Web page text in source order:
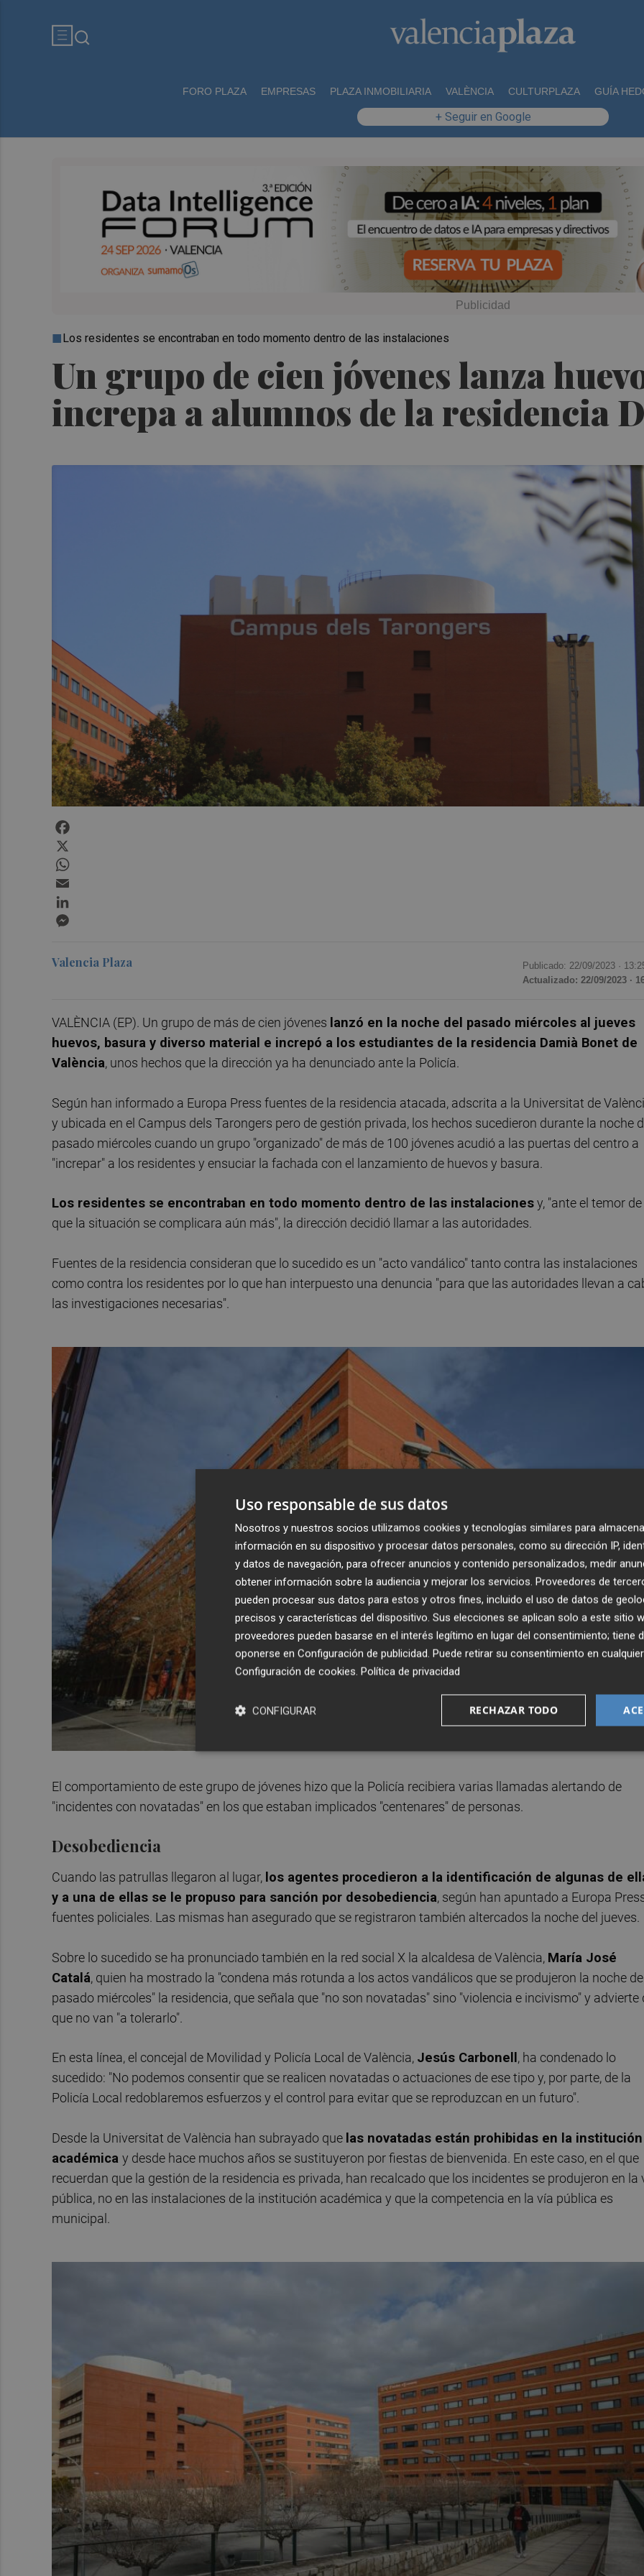
FORO PLAZA EMPRESAS PLAZA INMOBILIARIA VALÈNCIA CULTURPLAZA GUÍA
+ Seguir en Google
Un grupo de cien jóvenes lanza
increpa a alumnos de la residencia
Los residentes se encontraban en todo momento dentro de las instalaciones
Valencia Plaza Publicado: 22/09/2023 ·
Actualizado: 22/09/2023 ·
VALÈNCIA (EP). Un grupo de más de cien jóvenes anzó en la noche del pasado miércoles al jueves
huevos, basura y diverso material e increpó a los estudiantes de la residencia Damià Bonet de
València, unos hechos que la dirección ya ha denunciado ante la Policía.
Según han informado a Europa Press fuentes de la residencia atacada, adscrita a la Universitat de
y ubicada en el Campus dels Tarongers pero de gestión privada, los hechos sucedieron durante la noche
pasado miércoles cuando un grupo "organizado" de más de 100 jóvenes acudió a las puertas del centro a
"increpar" a los residentes y ensuciar la fachada con el lanzamiento de huevos y basura.
Los residentes se encontraban en todo momento dentro de las instalacionesy, "ante el temor de
que la situación se complicara aún más", la dirección decidió llamar a las autoridades.
Fuentes de la residencia consideran que lo sucedido es un "acto vandálico" tanto contra las instalaciones
como contra los residentes por lo que han interpuesto una denuncia "para que las autoridades llevan a
las investigaciones necesarias".
El comportamiento de este grupo de jóvenes hizo que la Policía recibiera varias llamadas alertando de
"incidentes con novatadas" en los que estaban implicados "centenares" de personas.
Desobediencia
Cuando las patrullas llegaron al lugar, los agentes procedieron a la identificación de algunas de
y a una de ellas se le propuso para sanción por desobediencia, según han apuntado a Europa
fuentes policiales. Las mismas han asegurado que se registraron también altercados la noche del jueves.
Sobre lo sucedido se ha pronunciado también en la red social X la alcaldesa de València, María José
Catalá, quien ha mostrado la "condena más rotunda a los actos vandálicos que se produjeron la noche
pasado miércoles" la residencia, que señala que "no son novatadas" sino "violencia e incivismo" y advierte
que no van "a tolerarlo".
En esta línea, el concejal de Movilidad y Policía Local de València, Jesús Carbonell , ha condenado lo
sucedido: "No podemos consentir que se realicen novatadas o actuaciones de ese tipo y, por parte, de la
Policía Local redoblaremos esfuerzos y el control para evitar que se reproduzcan en un futuro".
Desde la Universitat de València han subrayado que las novatadas están prohibidas en la institución
académica y desde hace muchos años se sustituyeron por fiestas de bienvenida. En este caso, en el que
recuerdan que la gestión de la residencia es privada, han recalcado que los incidentes se produjeron en la
pública, no en las instalaciones de la institución académica y que la competencia en la vía pública es
municipal.
Uso responsable de sus datos
Nosotros y nuestros socios utilizamos cookies y tecnologías similares para
información en su dispositivo y procesar datos personales, como su dirección IP,
y datos de navegación, para ofrecer anuncios y contenido personalizados, medir
obtener información sobre la audiencia y mejorar los servicios. Proveedores de
pueden procesar sus datos para estos y otros fines, incluido el uso de datos de
precisos y características del dispositivo. Sus elecciones se aplican solo a este sitio
proveedores pueden basarse en el interés legítimo en lugar del consentimiento; tiene
oponerse en Configuración de publicidad. Puede retirar su consentimiento en
Configuración de cookies. Política de privacidad
RECHAZAR TODO
CONFIGURAR